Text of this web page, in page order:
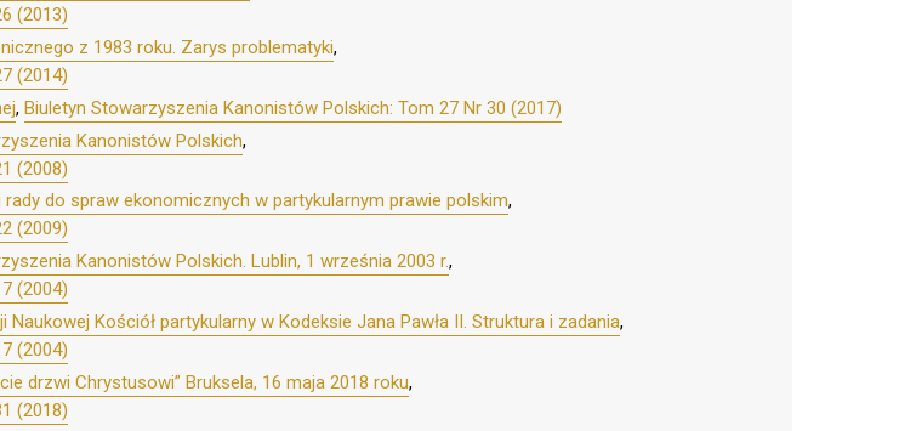
(2013)
z 1983 roku. Zarys problematyki,
(2014)
, Biuletyn Stowarzyszenia Kanonistów Polskich: Tom 27 Nr 30 (2017)
Kanonistów Polskich,
(2008)
do spraw ekonomicznych w partykularnym prawie polskim,
(2009)
Kanonistów Polskich. Lublin, 1 września 2003 r.,
(2004)
Kościół partykularny w Kodeksie Jana Pawła II. Struktura i zadania,
(2004)
drzwi Chrystusowi” Bruksela, 16 maja 2018 roku,
(2018)